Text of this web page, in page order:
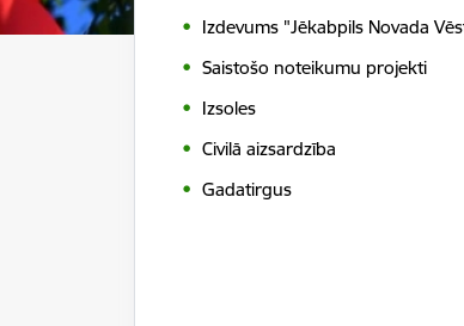
Izdevums "Jēkabpils Novada
Saistošo noteikumu projekti
Izsoles
Civilā aizsardzība
Gadatirgus